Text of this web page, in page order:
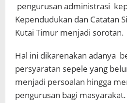
pengurusan administrasi
Kependudukan dan Catatan
Kutai Timur menjadi sorotan.
Hal ini dikarenakan adanya
persyaratan sepele yang
menjadi persoalan hingga
pengurusan bagi masyarakat.